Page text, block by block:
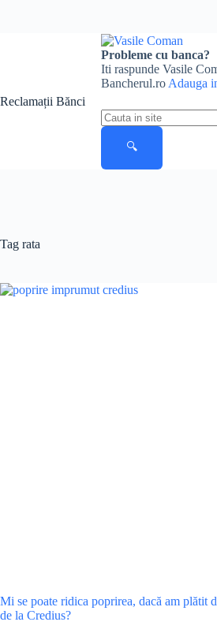
Reclamații Bănci
Probleme cu banca?
Iti raspunde Vasile
Bancherul.ro Adauga
Cauta
in
🔍
Tag rata
Mi se poate ridica poprirea, dacă am plătit
de la Credius?